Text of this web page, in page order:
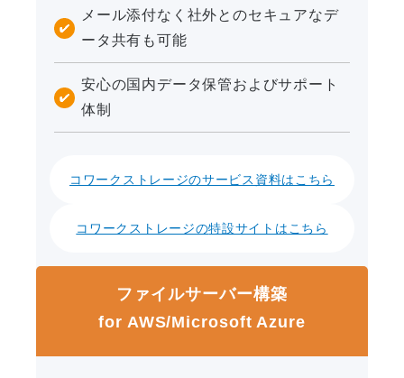
メール添付なく社外とのセキュアなデ
ータ共有も可能
安心の国内データ保管およびサポート
体制
コワークストレージのサービス資料はこちら
コワークストレージの特設サイトはこちら
ファイルサーバー構築
for AWS/Microsoft Azure